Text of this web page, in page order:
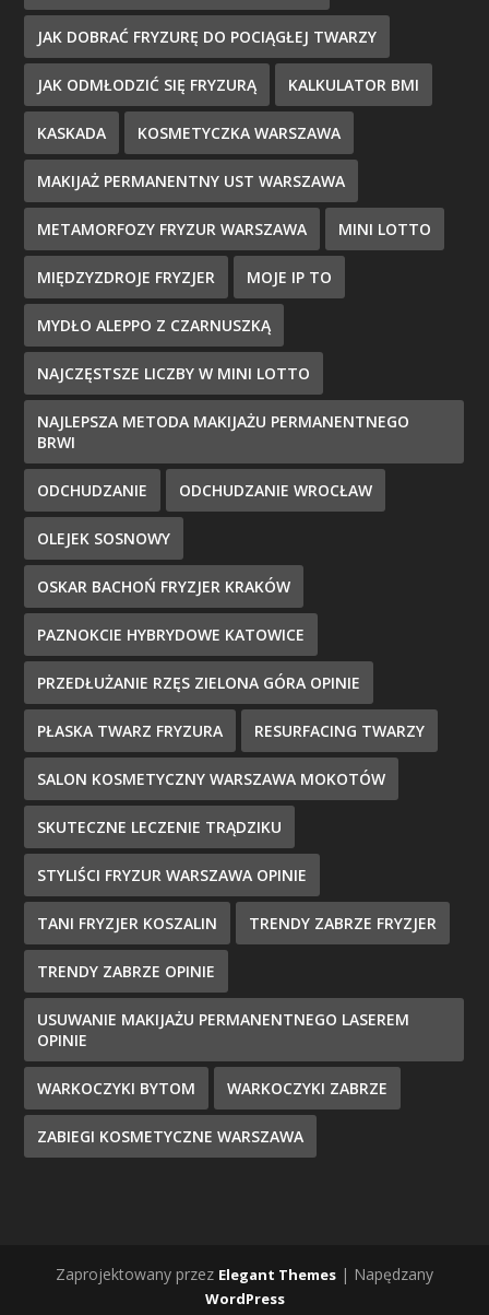
JAK DOBRAĆ FRYZURĘ DO POCIĄGŁEJ TWARZY
JAK ODMŁODZIĆ SIĘ FRYZURĄ KALKULATOR BMI
KASKADA KOSMETYCZKA WARSZAWA
MAKIJAŻ PERMANENTNY UST WARSZAWA
METAMORFOZY FRYZUR WARSZAWA MINI LOTTO
MIĘDZYZDROJE FRYZJER MOJE IP TO
MYDŁO ALEPPO Z CZARNUSZKĄ
NAJCZĘSTSZE LICZBY W MINI LOTTO
NAJLEPSZA METODA MAKIJAŻU PERMANENTNEGO
BRWI
ODCHUDZANIE ODCHUDZANIE WROCŁAW
OLEJEK SOSNOWY
OSKAR BACHOŃ FRYZJER KRAKÓW
PAZNOKCIE HYBRYDOWE KATOWICE
PRZEDŁUŻANIE RZĘS ZIELONA GÓRA OPINIE
PŁASKA TWARZ FRYZURA RESURFACING TWARZY
SALON KOSMETYCZNY WARSZAWA MOKOTÓW
SKUTECZNE LECZENIE TRĄDZIKU
STYLIŚCI FRYZUR WARSZAWA OPINIE
TANI FRYZJER KOSZALIN TRENDY ZABRZE FRYZJER
TRENDY ZABRZE OPINIE
USUWANIE MAKIJAŻU PERMANENTNEGO LASEREM
OPINIE
WARKOCZYKI BYTOM WARKOCZYKI ZABRZE
ZABIEGI KOSMETYCZNE WARSZAWA
Zaprojektowany przez Elegant Themes | Napędzany
WordPress